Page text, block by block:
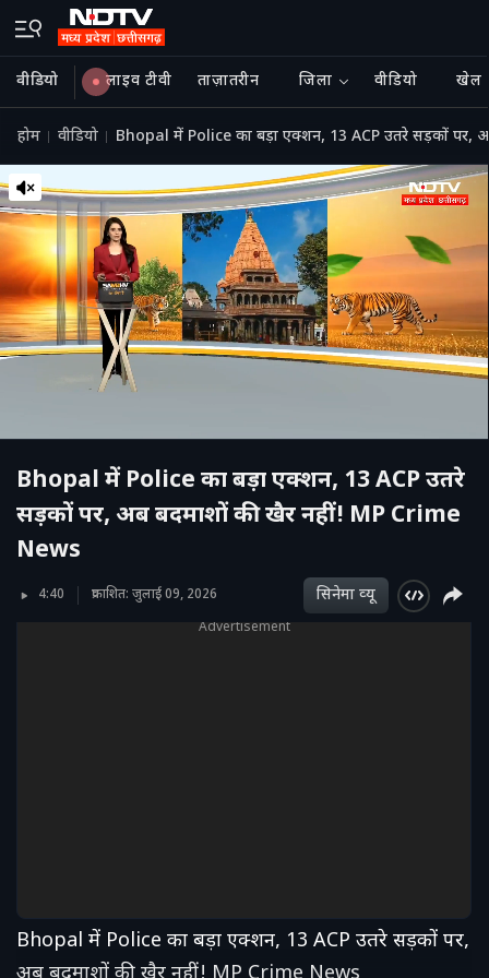
वीडियो लाइव टीवी ताज़ातरीन जिला वीडियो खेल
होम वीडियो Bhopal में Police का बड़ा एक्शन, 13 ACP उतरे सड़कों पर,
Bhopal में Police का बड़ा एक्शन, 13 ACP उतरे
सड़कों पर, अब बदमाशों की खैर नहीं! MP Crime
News
4:40 प्रकाशित: जुलाई 09, 2026 सिनेमा व्‍यू
Advertisement
Bhopal में Police का बड़ा एक्शन, 13 ACP उतरे सड़कों पर,